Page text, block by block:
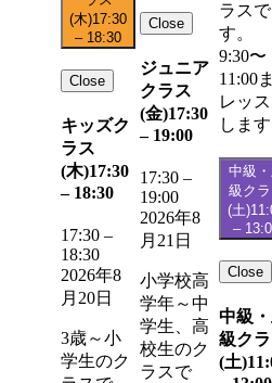
(木)17:30
– 18:30
Close
キッズク
ラス
(木)17:30
– 18:30
17:30 –
18:30
2026年8
月20日
3歳～小
学生のク
Close
ジュニア
クラス
(金)17:30
– 19:00
17:30 –
19:00
2026年8
月21日
小学校高
学年～中
学生、高
校生のク
ラスで
ラスで
す。
9:30〜
11:00
レッ
しま
中級
級ク
(土)
–
Close
中級
級ク
(土)